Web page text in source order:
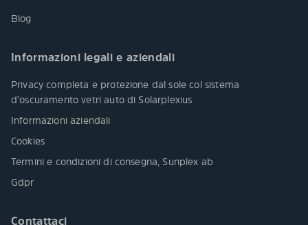
Blog
Informazioni legali e aziendali
Privacy completa e protezione dal sole col sistema
d’oscuramento vetri auto di Solarplexius
Informazioni aziendali
Cookies
Termini e condizioni di consegna, Sunplex ab
Gdpr
Contattaci